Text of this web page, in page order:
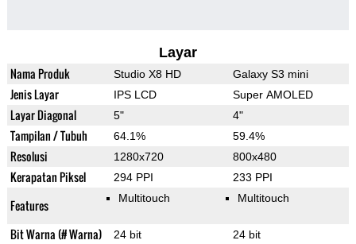
Layar
Nama Produk Studio X8 HD Galaxy S3 mini
Jenis Layar IPS LCD Super AMOLED
Layar Diagonal 5" 4"
Tampilan / Tubuh 64.1% 59.4%
Resolusi 1280x720 800x480
Kerapatan Piksel 294 PPI 233 PPI
Features Multitouch Multitouch
Bit Warna (# Warna) 24 bit 24 bit